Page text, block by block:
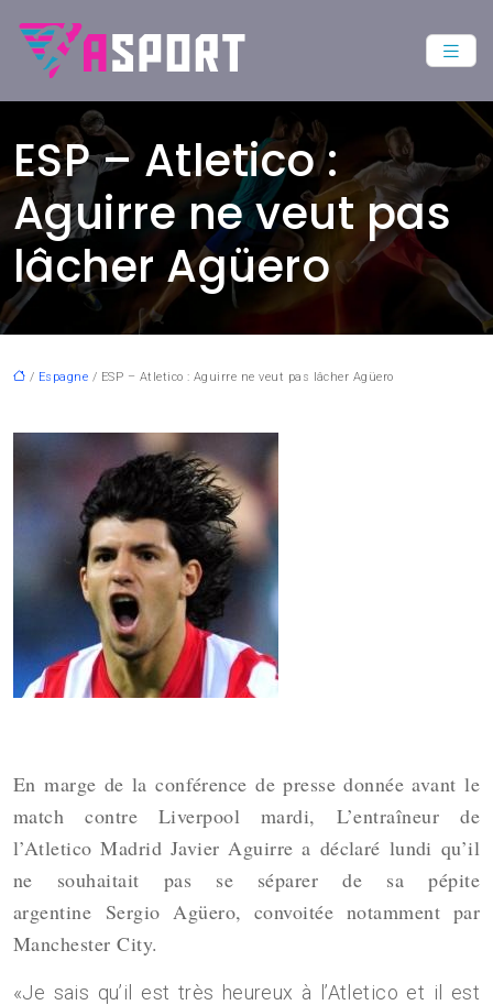
ESP – Atletico :
Aguirre ne veut pas
lâcher Agüero
/ Espagne / ESP – Atletico : Aguirre ne veut pas lâcher Agüero
En marge de la conférence de presse donnée avant le
match contre Liverpool mardi, L’entraîneur de
l’Atletico Madrid Javier Aguirre a déclaré lundi qu’il
ne souhaitait pas se séparer de sa pépite
argentine Sergio Agüero, convoitée notamment par
Manchester City.
«Je sais qu’il est très heureux à l’Atletico et il est